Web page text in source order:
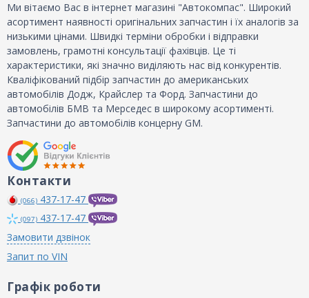
Ми вітаємо Вас в інтернет магазині "Автокомпас". Широкий
асортимент наявності оригінальних запчастин і їх аналогів за
низькими цінами. Швидкі терміни обробки і відправки
замовлень, грамотні консультації фахівців. Це ті
характеристики, які значно виділяють нас від конкурентів.
Кваліфікований підбір запчастин до американських
автомобілів Додж, Крайслер та Форд. Запчастини до
автомобілів БМВ та Мерседес в широкому асортименті.
Запчастини до автомобілів концерну GM.
Контакти
(066) 437-17-47
(097) 437-17-47
Замовити дзвінок
Запит по VIN
Графік роботи